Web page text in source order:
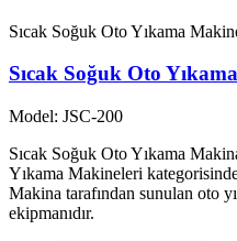
Sıcak Soğuk Oto Yıkama
Sıcak Soğuk Oto
Model: JSC-200
Sıcak Soğuk Oto Yıkama
Yıkama Makineleri
Makina tarafından sunulan oto
ekipmanıdır.